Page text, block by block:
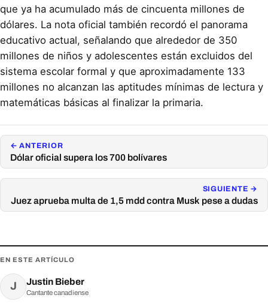
que ya ha acumulado más de cincuenta millones de
dólares. La nota oficial también recordó el panorama
educativo actual, señalando que alrededor de 350
millones de niños y adolescentes están excluidos del
sistema escolar formal y que aproximadamente 133
millones no alcanzan las aptitudes mínimas de lectura y
matemáticas básicas al finalizar la primaria.
← ANTERIOR
Dólar oficial supera los 700 bolívares
SIGUIENTE →
Juez aprueba multa de 1,5 mdd contra Musk pese a dudas
EN ESTE ARTÍCULO
J Justin Bieber
Cantante canadiense